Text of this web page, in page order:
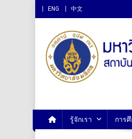
ENG 中文
สถาบันนวัตก
รู้จักเรา การ